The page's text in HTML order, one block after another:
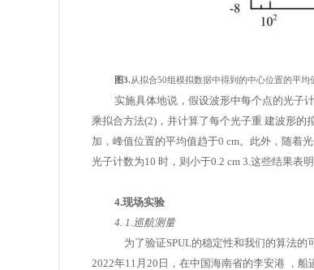
图3. 从拟合50组模拟数据中得到的中心位置的平
实施具体地说，假设波形中每个点的光子
乘拟合方法(2)，并计算了每个光子重 建波形的
加，峰值位置的平均值趋于0 cm。此外，随着
光子计数为10 时，则小于0.2 cm 3.这些结果表
4.现场实验
4. 1.巡航测量
为了验证SPUL的稳定性和我们的算法的
2022年11月20日，在中国海南省的李安港 ，